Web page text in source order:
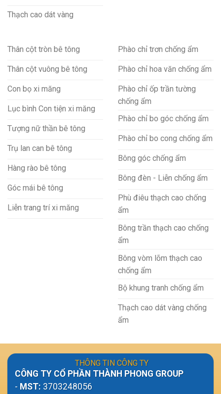
Thạch cao dát vàng
Thân cột tròn bê tông
Thân cột vuông bê tông
Con bọ xi măng
Lục bình Con tiện xi măng
Tượng nữ thần bê tông
Trụ lan can bê tông
Hàng rào bê tông
Góc mái bê tông
Liễn trang trí xi măng
Phào chỉ trơn chống ẩm
Phào chỉ hoa văn chống ẩm
Phào chỉ ốp trần tường
chống ẩm
Phào chỉ bo góc chống ẩm
Phào chỉ bo cong chống ẩm
Bông góc chống ẩm
Bông đèn - Liễn chống ẩm
Phù điêu thạch cao chống
ẩm
Bông trần thạch cao chống
ẩm
Bông vòm lõm thạch cao
chống ẩm
Bộ khung tranh chống ẩm
Thạch cao dát vàng chống
ẩm
THÔNG TIN CÔNG TY
CÔNG TY CỔ PHẦN THÀNH PHONG GROUP
- MST: 3703248056